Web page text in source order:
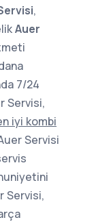
,
Auer
7/24
Servisi,
iyi kombi
Servisi
Servisi,